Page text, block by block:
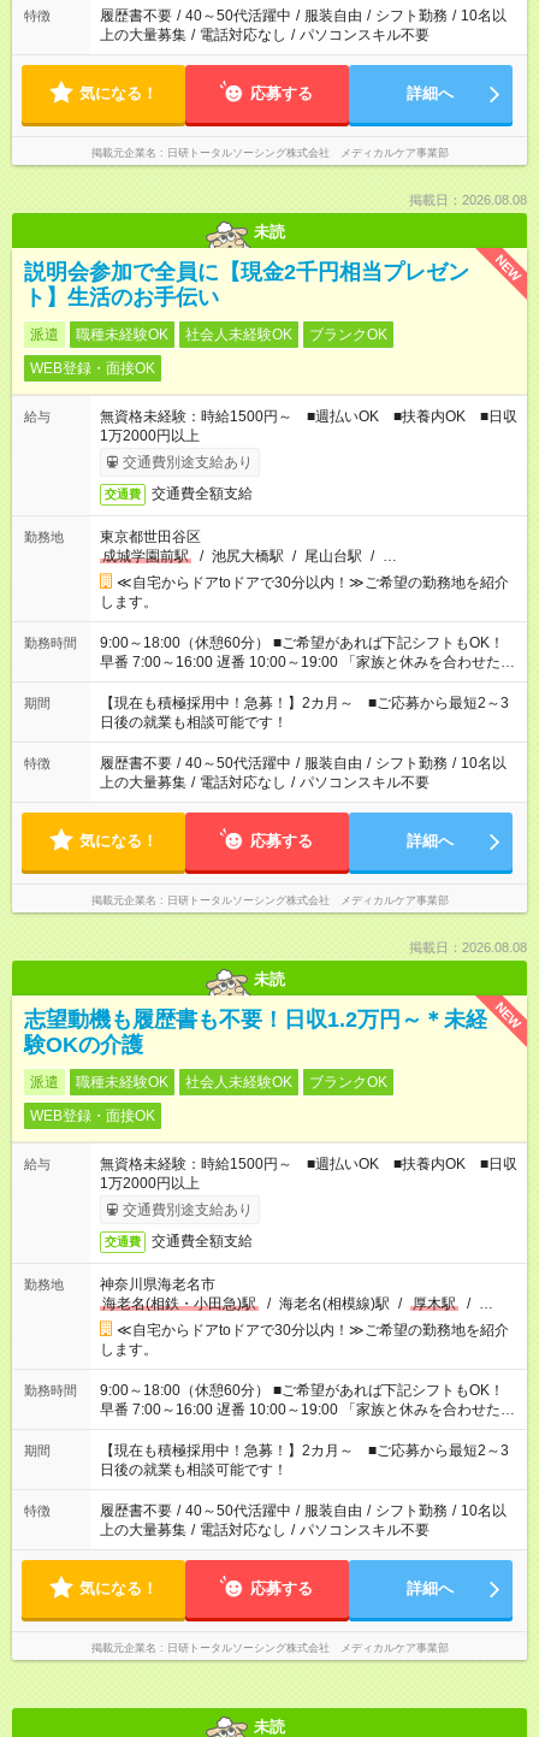
特徴 履歴書不要 / 40～50代活躍中 / 服装自由 / シフト勤務 / 10名以
上の大量募集 / 電話対応なし / パソコンスキル不要
気になる！ 応募する 詳細へ
掲載元企業名 日研トータルソーシング株式会社 メディカルケア事業部
掲載日：2026.08.08
未読
NEW
説明会参加で全員に【現金2千円相当プレゼン
ト】生活のお手伝い
派遣 職種未経験OK 社会人未経験OK
ブランクOK
WEB登録・面接OK
給与
無資格未経験：時給1500円～ ■週払いOK ■扶養内OK ■日収
1万2000円以上
交通費別途支給あり
交通費 交通費全額支給
勤務地
東京都世田谷区
成城学園前駅
/ 池尻大橋駅 / 尾山台駅 / …
≪自宅からドアtoドアで30分以内！≫ご希望の勤務地を紹介
します。
勤務時間
9:00～18:00（休憩60分） ■ご希望があれば下記シフトもOK！
早番 7:00～16:00 遅番 10:00～19:00 「家族と休みを合わせた
い」 「余裕を持って夕飯の準備がしたい」 「できれば残業はし
たくない」 など、ご希望を教えてくださいね。 ※Wワーク希望
の方へ 今ご覧のお仕事で希望する勤務時間と、もう1つのお仕事
の勤務時間。 合計で週40時間を超える場合は応募できません。
期間
【現在も積極採用中！急募！】2カ月～ ■ご応募から最短2～3
日後の就業も相談可能です！
特徴 履歴書不要 / 40～50代活躍中 / 服装自由 / シフト勤務 / 10名以
上の大量募集 / 電話対応なし / パソコンスキル不要
気になる！ 応募する 詳細へ
掲載元企業名 日研トータルソーシング株式会社 メディカルケア事業部
掲載日：2026.08.08
未読
NEW
志望動機も履歴書も不要！日収1.2万円～＊未経
験OKの介護
派遣 職種未経験OK 社会人未経験OK
ブランクOK
WEB登録・面接OK
給与
無資格未経験：時給1500円～ ■週払いOK ■扶養内OK ■日収
1万2000円以上
交通費別途支給あり
交通費 交通費全額支給
勤務地
神奈川県海老名市
海老名(相鉄・小田急)駅
/ 海老名(相模線)駅 / 厚木駅 / …
≪自宅からドアtoドアで30分以内！≫ご希望の勤務地を紹介
します。
勤務時間
9:00～18:00（休憩60分） ■ご希望があれば下記シフトもOK！
早番 7:00～16:00 遅番 10:00～19:00 「家族と休みを合わせた
い」 「余裕を持って夕飯の準備がしたい」 「できれば残業はし
たくない」 など、ご希望を教えてくださいね。 ※Wワーク希望
の方へ 今ご覧のお仕事で希望する勤務時間と、もう1つのお仕事
の勤務時間。 合計で週40時間を超える場合は応募できません。
期間
【現在も積極採用中！急募！】2カ月～ ■ご応募から最短2～3
日後の就業も相談可能です！
特徴 履歴書不要 / 40～50代活躍中 / 服装自由 / シフト勤務 / 10名以
上の大量募集 / 電話対応なし / パソコンスキル不要
気になる！ 応募する 詳細へ
掲載元企業名 日研トータルソーシング株式会社 メディカルケア事業部
未読